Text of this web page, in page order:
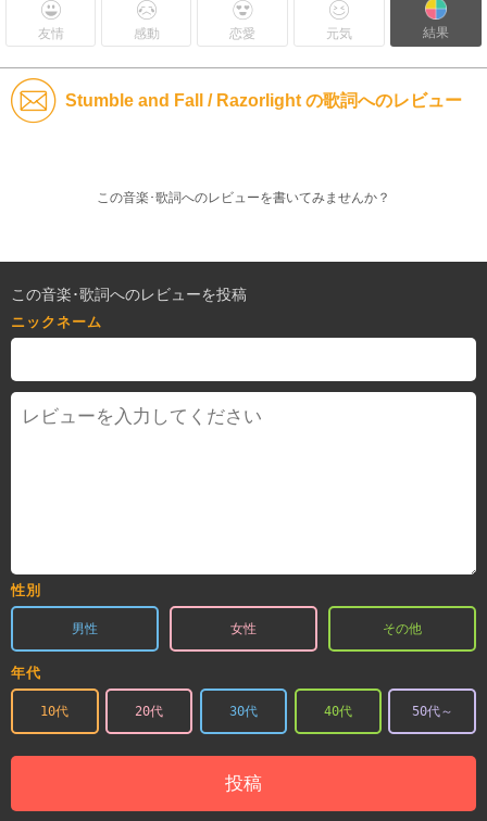
友情 感動 恋愛 元気 結果
Stumble and Fall / Razorlight の歌詞へのレビュー
この音楽･歌詞へのレビューを書いてみませんか？
この音楽･歌詞へのレビューを投稿
ニックネーム
性別
男性 女性 その他
年代
10代 20代 30代 40代 50代～
投稿